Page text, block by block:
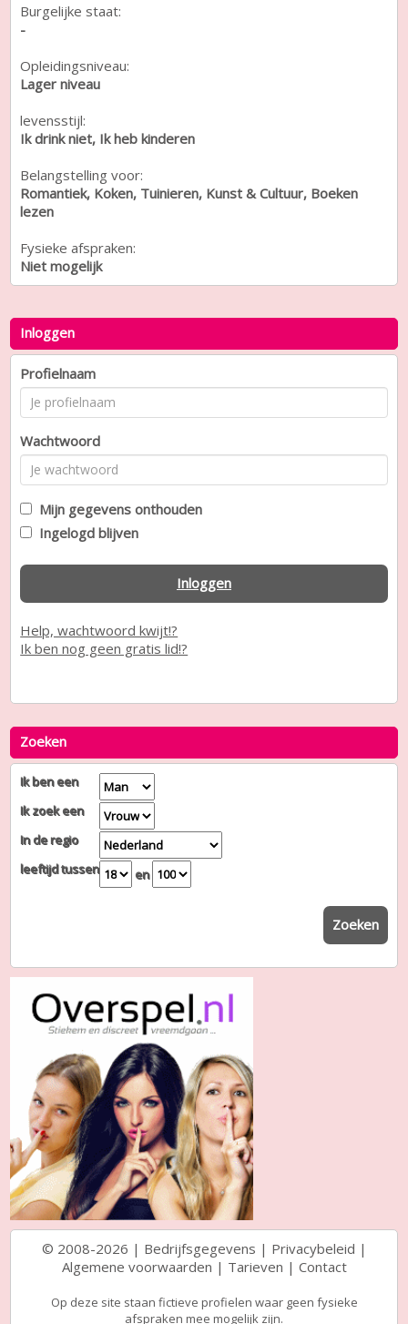
Burgelijke staat:
-
Opleidingsniveau:
Lager niveau
levensstijl:
Ik drink niet, Ik heb kinderen
Belangstelling voor:
Romantiek, Koken, Tuinieren, Kunst & Cultuur, Boeken
lezen
Fysieke afspraken:
Niet mogelijk
Inloggen
Profielnaam
Wachtwoord
Mijn gegevens onthouden
Ingelogd blijven
Inloggen
Help, wachtwoord kwijt!?
Ik ben nog geen gratis lid!?
Zoeken
Ik ben een
Ik zoek een
In de regio
leeftijd tussen
en
Zoeken
© 2008-2026 | Bedrijfsgegevens | Privacybeleid |
Algemene voorwaarden | Tarieven | Contact
Op deze site staan fictieve profielen waar geen fysieke
afspraken mee mogelijk zijn.